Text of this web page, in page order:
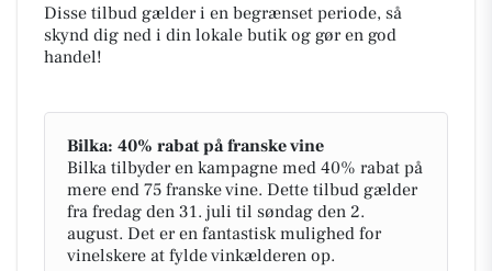
Disse tilbud gælder i en begrænset periode, så
skynd dig ned i din lokale butik og gør en god
handel!
Bilka: 40% rabat på franske vine
Bilka tilbyder en kampagne med 40% rabat på
mere end 75 franske vine. Dette tilbud gælder
fra fredag den 31. juli til søndag den 2.
august. Det er en fantastisk mulighed for
vinelskere at fylde vinkælderen op.